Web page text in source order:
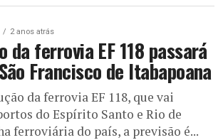
da
2 anos atrás
da ferrovia EF 118 passará
Francisco de Itabapoana
da ferrovia EF 118, que vai
do Espírito Santo e Rio de
ferroviária do país, a previsão é...